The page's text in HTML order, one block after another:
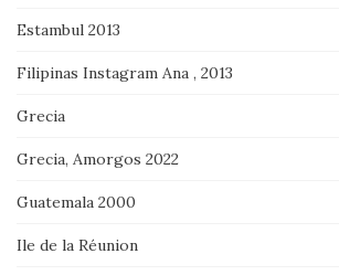
Estambul 2013
Filipinas Instagram Ana , 2013
Grecia
Grecia, Amorgos 2022
Guatemala 2000
Ile de la Réunion